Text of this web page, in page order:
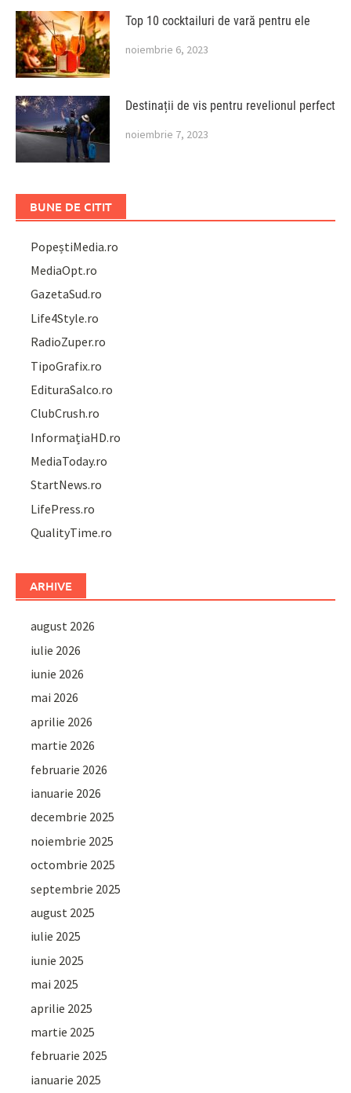
Top 10 cocktailuri de vară pentru ele
noiembrie 6, 2023
Destinații de vis pentru revelionul perfect
noiembrie 7, 2023
BUNE DE CITIT
PopeștiMedia.ro
MediaOpt.ro
GazetaSud.ro
Life4Style.ro
RadioZuper.ro
TipoGrafix.ro
EdituraSalco.ro
ClubCrush.ro
InformațiaHD.ro
MediaToday.ro
StartNews.ro
LifePress.ro
QualityTime.ro
ARHIVE
august 2026
iulie 2026
iunie 2026
mai 2026
aprilie 2026
martie 2026
februarie 2026
ianuarie 2026
decembrie 2025
noiembrie 2025
octombrie 2025
septembrie 2025
august 2025
iulie 2025
iunie 2025
mai 2025
aprilie 2025
martie 2025
februarie 2025
ianuarie 2025